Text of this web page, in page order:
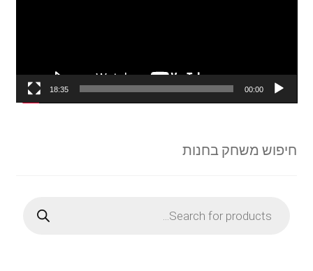
00:00
18:35
חיפוש משחק בחנות
search